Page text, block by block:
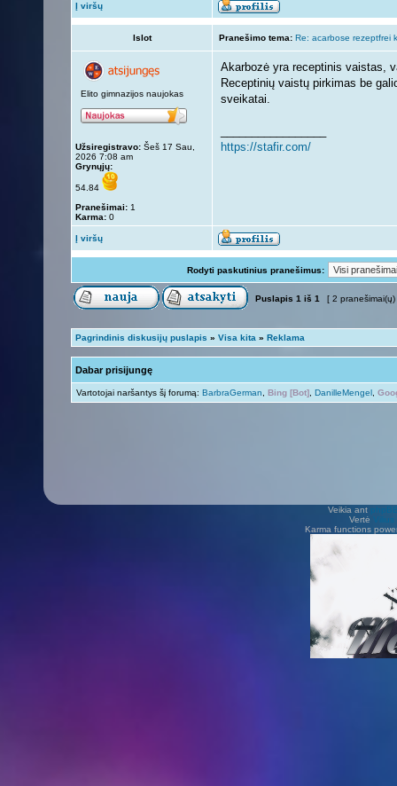
Į viršų
lslot Pranešimo tema: Re: acarbose rezeptfrei
Elito gimnazijos naujokas
Užsiregistravo: Šeš 17 Sau,
2026 7:08 am
Grynųjų:
54.84
Pranešimai: 1
Karma: 0
Akarbozė yra receptinis vaistas,
Receptinių vaistų pirkimas be
sveikatai.
https://stafir.com/
Į viršų
Rodyti paskutinius pranešimus:
Puslapis 1 iš 1 [ 2
Pagrindinis diskusijų puslapis » Visa kita » Reklama
Dabar prisijungę
Vartotojai naršantys šį forumą: BarbraGerman Bing [Bot] DanilleMengel
Veikia ant
Vertė Vilius
Karma functions